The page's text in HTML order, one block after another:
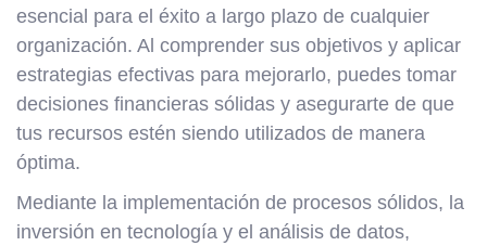
esencial para el éxito a largo plazo de cualquier
organización. Al comprender sus objetivos y aplicar
estrategias efectivas para mejorarlo, puedes tomar
decisiones financieras sólidas y asegurarte de que
tus recursos estén siendo utilizados de manera
óptima.
Mediante la implementación de procesos sólidos, la
inversión en tecnología y el análisis de datos,